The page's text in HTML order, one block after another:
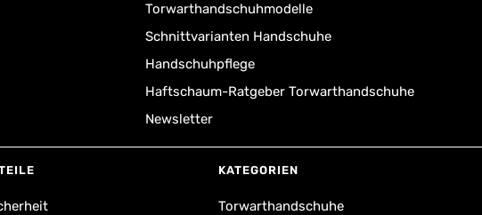
Torwarthandschuhmodelle
Schnittvarianten Handschuhe
Handschuhpflege
Haftschaum-Ratgeber Torwarthandschuhe
Newsletter
KATEGORIEN
Torwarthandschuhe